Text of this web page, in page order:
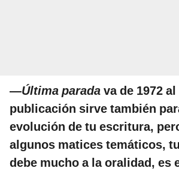
—Última parada va de 1972
publicación sirve también
evolución de tu escritura,
algunos matices temáticos,
debe mucho a la oralidad, es